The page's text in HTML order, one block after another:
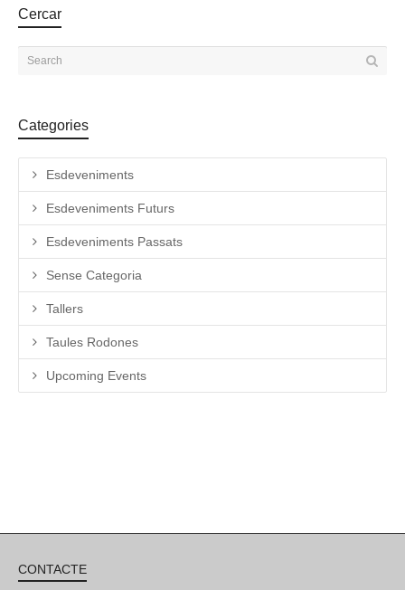
Cercar
Categories
Esdeveniments
Esdeveniments Futurs
Esdeveniments Passats
Sense Categoria
Tallers
Taules Rodones
Upcoming Events
CONTACTE